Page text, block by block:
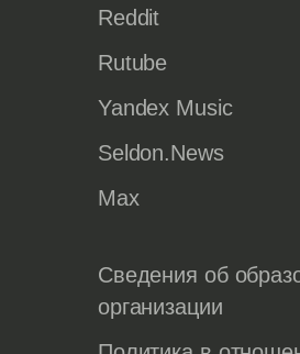
Reddit
Rutube
Yandex Music
Seldon.News
Max
Сведения об
организации